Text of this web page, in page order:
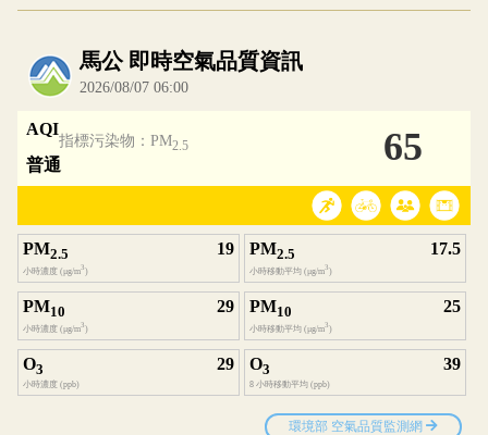
內嵌空氣品質小工具為視覺預覽，完整即時空